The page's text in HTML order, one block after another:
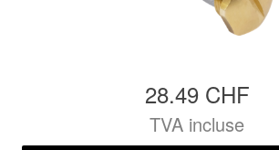
28.49 CHF
TVA incluse